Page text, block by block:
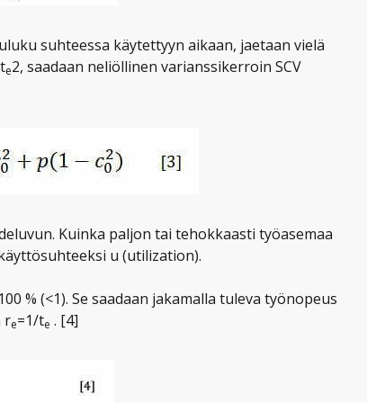
suhteessa käytettyyn aikaan, jaetaan vielä
e2, saadaan neliöllinen varianssikerroin SCV
Kuinka paljon tai tehokkaasti työasemaa
u (utilization).
% (<1). Se saadaan jakamalla tuleva työnopeus
re=1/te . [4]